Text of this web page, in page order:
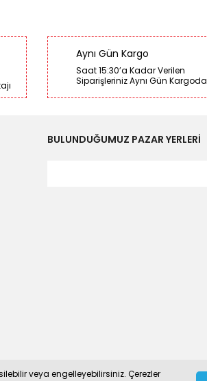
veya engelleyebilirsiniz. Çerezler
Aynı Gün Kargo
Saat 15:30’a Kadar Verilen
Siparişleriniz Aynı Gün Kargoda
BULUNDUĞUMUZ PAZAR YERLERİ